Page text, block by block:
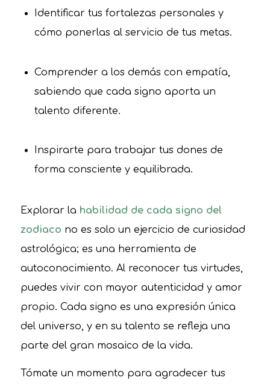
Identificar tus fortalezas personales y
cómo ponerlas al servicio de tus metas.
Comprender a los demás con empatía,
sabiendo que cada signo aporta un
talento diferente.
Inspirarte para trabajar tus dones de
forma consciente y equilibrada.
Explorar la habilidad de cada signo del
zodiaco no es solo un ejercicio de curiosidad
astrológica; es una herramienta de
autoconocimiento. Al reconocer tus virtudes,
puedes vivir con mayor autenticidad y amor
propio. Cada signo es una expresión única
del universo, y en su talento se refleja una
parte del gran mosaico de la vida.
Tómate un momento para agradecer tus